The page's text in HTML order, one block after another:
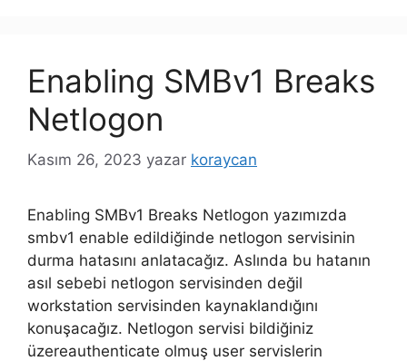
Enabling SMBv1 Breaks
Netlogon
Kasım 26, 2023 yazar koraycan
Enabling SMBv1 Breaks Netlogon yazımızda
smbv1 enable edildiğinde netlogon servisinin
durma hatasını anlatacağız. Aslında bu hatanın
asıl sebebi netlogon servisinden değil
workstation servisinden kaynaklandığını
konuşacağız. Netlogon servisi bildiğiniz
üzereauthenticate olmuş user servislerin